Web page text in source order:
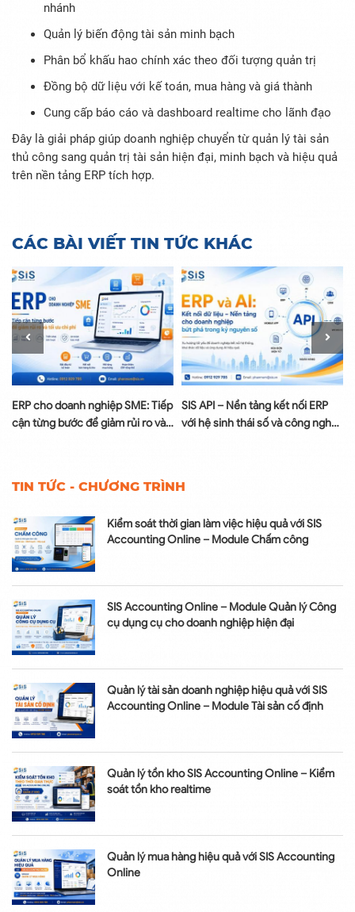
TIN TỨC - CHƯƠNG TRÌNH
Kiểm soát thời gian làm việc hiệu quả với SIS
Accounting Online – Module Chấm công
SIS Accounting Online – Module Quản lý Công
cụ dụng cụ cho doanh nghiệp hiện đại
Quản lý tài sản doanh nghiệp hiệu quả với SIS
Accounting Online – Module Tài sản cố định
Quản lý tồn kho SIS Accounting Online – Kiểm
soát tồn kho realtime
Quản lý mua hàng hiệu quả với SIS Accounting
Online
nhánh
Quản lý biến động tài sản minh bạch
Phân bổ khấu hao chính xác theo đối tượng quản trị
Đồng bộ dữ liệu với kế toán, mua hàng và giá thành
Cung cấp báo cáo và dashboard realtime cho lãnh đạo
Đây là giải pháp giúp doanh nghiệp chuyển từ quản lý tài sản
thủ công sang quản trị tài sản hiện đại, minh bạch và hiệu quả
trên nền tảng ERP tích hợp.
CÁC BÀI VIẾT TIN TỨC KHÁC
ERP cho doanh nghiệp SME: Tiếp
cận từng bước để giảm rủi ro và
SIS API – Nền tảng kết nối ERP
với hệ sinh thái số và công nghệ